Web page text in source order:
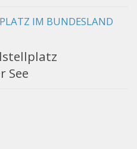
IM BUNDESLAND
See